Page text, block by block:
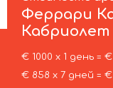
Феррари
€ 1000 х 1 день =
€ 858 х 7 дней =